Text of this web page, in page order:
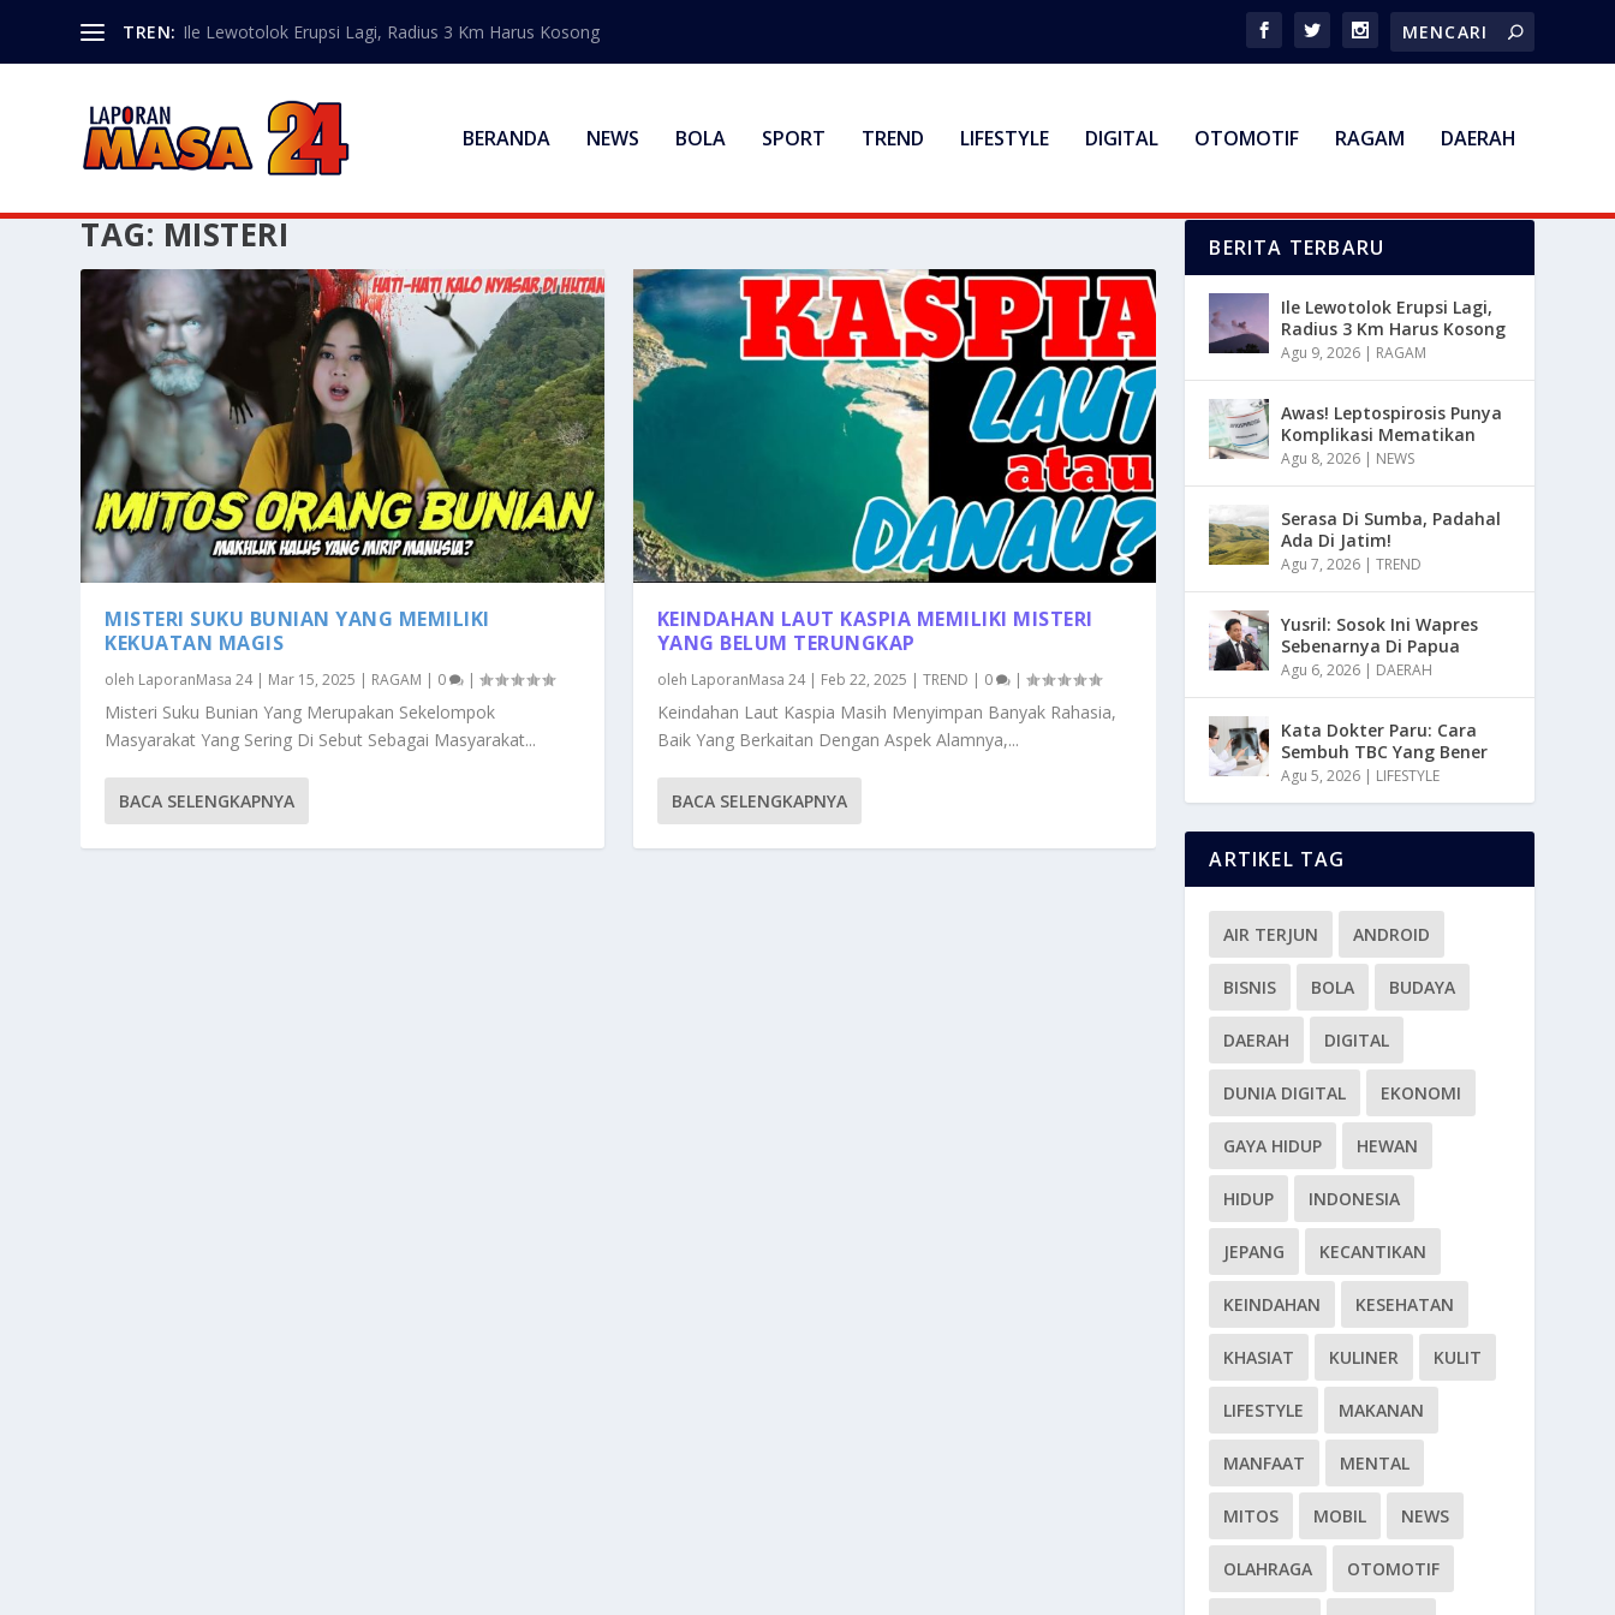
TREN: Ile Lewotolok Erupsi Lagi, Radius 3 Km Harus Kosong
BERANDA NEWS BOLA SPORT TREND LIFESTYLE DIGITAL OTOMOTIF RAGAM DAERAH
TAG: MISTERI
MISTERI SUKU BUNIAN YANG MEMILIKI
KEKUATAN MAGIS
oleh LaporanMasa 24| Mar 15, 2025 | RAGAM | 0 |
Misteri Suku Bunian Yang Merupakan Sekelompok
Masyarakat Yang Sering Di Sebut Sebagai Masyarakat...
BACA SELENGKAPNYA
KEINDAHAN LAUT KASPIA MEMILIKI MISTERI
YANG BELUM TERUNGKAP
oleh LaporanMasa 24| Feb 22, 2025 | TREND | 0 |
Keindahan Laut Kaspia Masih Menyimpan Banyak Rahasia,
Baik Yang Berkaitan Dengan Aspek Alamnya,...
BACA SELENGKAPNYA
BERITA TERBARU
Ile Lewotolok Erupsi Lagi,
Radius 3 Km Harus Kosong
Agu 9, 2026 | RAGAM
Awas! Leptospirosis Punya
Komplikasi Mematikan
Agu 8, 2026 | NEWS
Serasa Di Sumba, Padahal
Ada Di Jatim!
Agu 7, 2026 |TREND
Yusril: Sosok Ini Wapres
Sebenarnya Di Papua
Agu 6, 2026 | DAERAH
Kata Dokter Paru: Cara
Sembuh TBC Yang Bener
Agu 5, 2026 | LIFESTYLE
ARTIKEL TAG
AIR TERJUN ANDROID
BISNIS BOLA BUDAYA
DAERAH DIGITAL
DUNIA DIGITAL EKONOMI
GAYA HIDUP HEWAN
HIDUP INDONESIA
JEPANG KECANTIKAN
KEINDAHAN KESEHATAN
KHASIAT KULINER KULIT
LIFESTYLE MAKANAN
MANFAAT MENTAL
MITOS MOBIL NEWS
OLAHRAGA OTOMOTIF